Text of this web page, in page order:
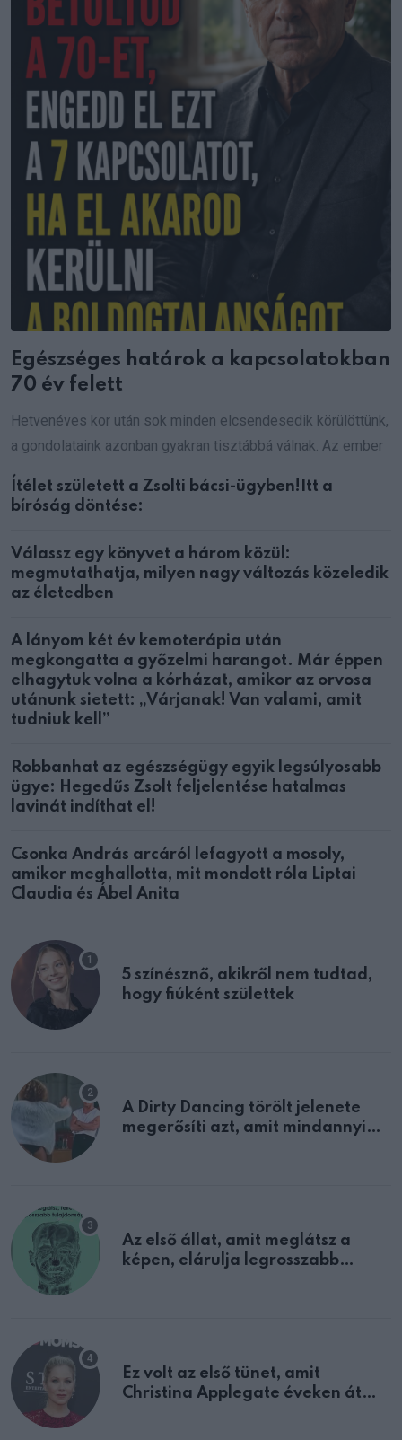
Egészséges határok a kapcsolatokban
70 év felett
Hetvenéves kor után sok minden elcsendesedik körülöttünk,
a gondolataink azonban gyakran tisztábbá válnak. Az ember
Ítélet született a Zsolti bácsi-ügyben!Itt a
bíróság döntése:
Válassz egy könyvet a három közül:
megmutathatja, milyen nagy változás közeledik
az életedben
A lányom két év kemoterápia után
megkongatta a győzelmi harangot. Már éppen
elhagytuk volna a kórházat, amikor az orvosa
utánunk sietett: „Várjanak! Van valami, amit
tudniuk kell”
Robbanhat az egészségügy egyik legsúlyosabb
ügye: Hegedűs Zsolt feljelentése hatalmas
lavinát indíthat el!
Csonka András arcáról lefagyott a mosoly,
amikor meghallotta, mit mondott róla Liptai
Claudia és Ábel Anita
5 színésznő, akikről nem tudtad,
hogy fiúként születtek
A Dirty Dancing törölt jelenete
megerősíti azt, amit mindannyian
Az első állat, amit meglátsz a
képen, elárulja legrosszabb
Ez volt az első tünet, amit
Christina Applegate éveken át